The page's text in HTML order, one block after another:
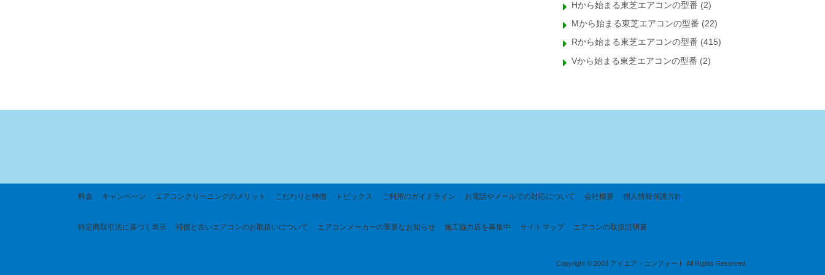
Hから始まる東芝エアコンの型番 (2)
Mから始まる東芝エアコンの型番 (22)
Rから始まる東芝エアコンの型番 (415)
Vから始まる東芝エアコンの型番 (2)
料金 キャンペーン エアコンクリーニングのメリット こだわりと特徴 トピックス ご利用のガイドライン お電話やメールでの対応について 会社概要 個人情報保護方針
特定商取引法に基づく 表示 補償と古いエアコンのお取扱いについて エアコンメーカーの重要なお知らせ 施工協力店を募集中 サイトマップ エアコンの取扱説明書
Copyright © 2003 アイエア・コンフォート All Rights Reserved.